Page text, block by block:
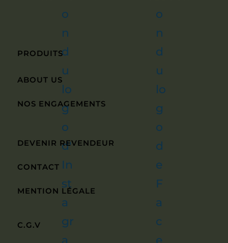
PRODUITS
ABOUT US
NOS ENGAGEMENTS
DEVENIR REVENDEUR
CONTACT
MENTION LÉGALE
C.G.V